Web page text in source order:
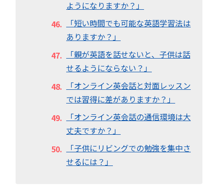
ようになりますか？」
「短い時間でも可能な英語学習法は
ありますか？」
「親が英語を話せないと、子供は話
せるようにならない？」
「オンライン英会話と対面レッスン
では習得に差がありますか？」
「オンライン英会話の通信環境は大
丈夫ですか？」
「子供にリビングでの勉強を集中さ
せるには？」